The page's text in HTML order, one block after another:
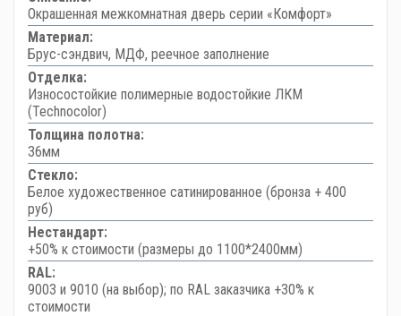
Окрашенная межкомнатная дверь серии «Комфорт»
Материал:
Брус-сэндвич, МДФ, реечное заполнение
Отделка:
Износостойкие полимерные водостойкие ЛКМ
(Technocolor)
Толщина полотна:
36мм
Стекло:
Белое художественное сатинированное (бронза + 400
руб)
Нестандарт:
+50% к стоимости (размеры до 1100*2400мм)
RAL:
9003 и 9010 (на выбор); по RAL заказчика +30% к
стоимости